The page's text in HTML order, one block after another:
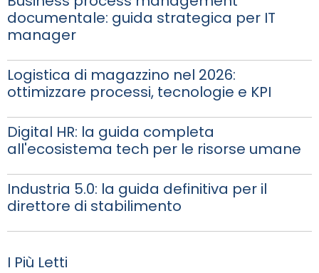
documentale: guida strategica per IT
manager
Logistica di magazzino nel 2026:
ottimizzare processi, tecnologie e KPI
Digital HR: la guida completa
all'ecosistema tech per le risorse umane
Industria 5.0: la guida definitiva per il
direttore di stabilimento
I Più Letti